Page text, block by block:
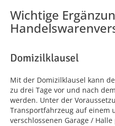
Wichtige
Domizilklausel
Mit der Domizilklausel kann
zu drei Tage vor und nach
werden. Unter der
Transportfahrzeug auf einem
verschlossenen Garage / Halle